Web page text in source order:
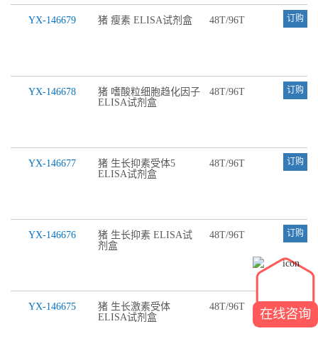
YX-146679 猪 瘦素 ELISA试剂盒 48T/96T 订购
YX-146678
猪 嗜酸粒细胞趋化因子
ELISA试剂盒
48T/96T 订购
YX-146677
猪 生长抑素受体5
ELISA试剂盒
48T/96T 订购
YX-146676
猪 生长抑素 ELISA试
剂盒
48T/96T 订购
YX-146675
猪 生长激素受体
ELISA试剂盒
48T/96T 订购
在线咨询